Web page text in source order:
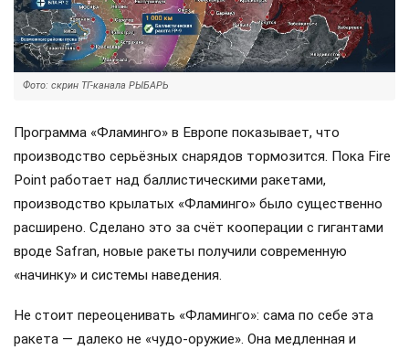
Фото: скрин ТГ-канала РЫБАРЬ
Программа «Фламинго» в Европе показывает, что
производство серьёзных снарядов тормозится. Пока Fire
Point работает над баллистическими ракетами,
производство крылатых «Фламинго» было существенно
расширено. Сделано это за счёт кооперации с гигантами
вроде Safran, новые ракеты получили современную
«начинку» и системы наведения.
Не стоит переоценивать «Фламинго»: сама по себе эта
ракета — далеко не «чудо-оружие». Она медленная и